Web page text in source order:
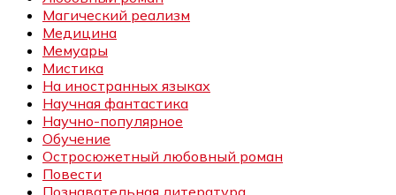
Магический реализм
Медицина
Мемуары
Мистика
На иностранных языках
Научная фантастика
Научно-популярное
Обучение
Остросюжетный любовный роман
Повести